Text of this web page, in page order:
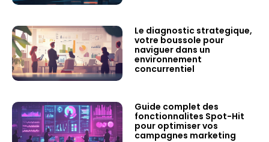
Le diagnostic strategique,
votre boussole pour
naviguer dans un
environnement
concurrentiel
Guide complet des
fonctionnalites Spot-Hit
pour optimiser vos
campagnes marketing